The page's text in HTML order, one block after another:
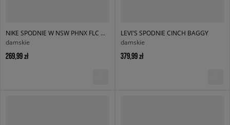
NIKE SPODNIE W NSW PHNX FLC HR OS
damskie
269,99 zł
LEVI'S SPODNIE CINCH BAGGY
damskie
379,99 zł